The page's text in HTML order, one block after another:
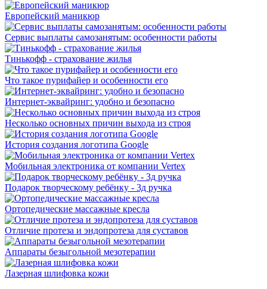
Европейский маникюр
Сервис выплаты самозанятым: особенности работы
Тинькофф - страхование жилья
Что такое пурифайер и особенности его
Интернет-эквайринг: удобно и безопасно
Несколько основных причин выхода из строя
История создания логотипа Google
Мобильная электроника от компании Vertex
Подарок творческому ребёнку - 3д ручка
Ортопедические массажные кресла
Отличие протеза и эндопротеза для суставов
Аппараты безыгольной мезотерапии
Лазерная шлифовка кожи